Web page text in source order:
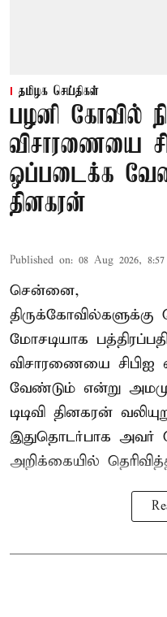
தமிழக செய்திகள்
பழனி கோவில்
விசாரணையை
ஒப்படைக்க
தினகரன்
Published on: 08 Aug 2026,
சென்னை,
மோசடியாக
விசாரணையை
வேண்டும் என்று
டிடிவி தினகரன்
இதுதொடர்பாக அவர்
அறிக்கையில்